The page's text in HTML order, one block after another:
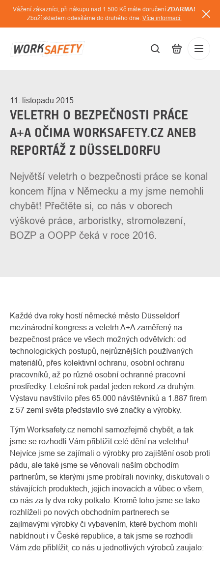
Přejít
obsah
Vážení zákazníci, při nákupu nad 1.500 Kč máte doručení ZDARMA!
Zboží skladem odesíláme do druhého dne. Více informací.
O
nás
11. listopadu 2015
VELETRH O BEZPEČNOSTI PRÁCE
A+A OČIMA WORKSAFETY.CZ ANEB
REPORTÁŽ Z DÜSSELDORFU
Největší veletrh o bezpečnosti práce se konal
koncem října v Německu a my jsme nemohli
chybět! Přečtěte si, co nás v oborech
výškové práce, arboristky, stromolezení,
BOZP a OOPP čeká v roce 2016.
Každé dva roky hostí německé město Düsseldorf
mezinárodní kongress a veletrh A+A zaměřený na
bezpečnost práce ve všech možných odvětvích: od
technologických postupů, nejrůznějších používaných
materiálů, přes kolektivní ochranu, osobní ochranu
pracovníků, až po různé osobní ochranné pracovní
prostředky. Letošní rok padal jeden rekord za druhým.
Výstavu navštívilo přes 65.000 návštěvníků a 1.887 firem
z 57 zemí světa představilo své značky a výrobky.
Tým Worksafety.cz nemohl samozřejmě chybět, a tak
jsme se rozhodli Vám přiblížit celé dění na veletrhu!
Nejvíce jsme se zajímali o výrobky pro zajištění osob proti
pádu, ale také jsme se věnovali naším obchodím
partnerům, se kterými jsme probírali novinky, diskutovali o
stávajících produktech, jejich inovacích a vůbec o všem,
co nás za ty dva roky potkalo. Kromě toho jsme se tako
rozhlíželi po nových obchodním partnerech se
zajímavými výrobky či vybavením, které bychom mohli
nabídnout i v České republice, a tak jsme se rozhodli
Vám zde přiblížit, co nás u jednotlivých výrobců zaujalo: